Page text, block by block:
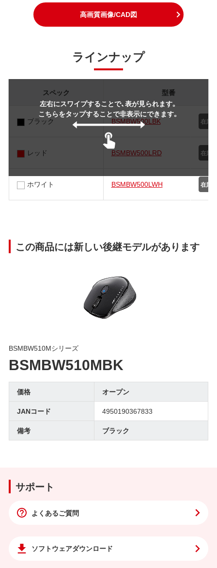
高画質画像/CAD図
ラインナップ
左右にスワイプすることで、表が見られます。
こちらをタップすることで非表示にできます。
スペック 型番
ブラック BSMBW500LBK
レッド BSMBW500LRD
ホワイト BSMBW500LWH
この商品には新しい後継モデルがあります
BSMBW510Mシリーズ
BSMBW510MBK
価格
オープン
JANコード
4950190367833
備考
ブラック
サポート
よくあるご質問
ソフトウェアダウンロード